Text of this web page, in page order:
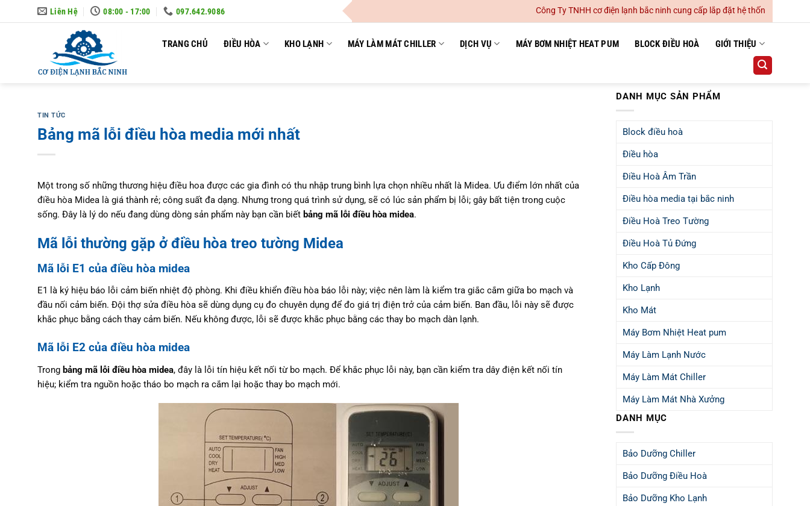
to
Liên Hệ 08:00 - 17:00 097.642.9086 Công Ty TNHH cơ điện lạnh bắc ninh cung cấp lắp đặt hệ thống điều hoà không
TRANG CHỦ ĐIỀU HÒA KHO LẠNH MÁY LÀM MÁT CHILLER DỊCH VỤ MÁY BƠM NHIỆT HEAT PUM BLOCK ĐIỀU HOÀ GIỚI THIỆU
TIN TỨC
Bảng mã lỗi điều hòa media mới nhất
Một trong số những thương hiệu điều hoa được các gia đình có thu nhập trung bình lựa chọn nhiều nhất là Midea. Ưu điểm lớn nhất của
điều hòa Midea là giá thành rẻ; công suất đa dạng. Nhưng trong quá trình sử dụng, sẽ có lúc sản phẩm bị lỗi; gây bất tiện trong cuộc
sống. Đây là lý do nếu đang dùng dòng sản phẩm này bạn cần biết bảng mã lỗi điều hòa midea.
Mã lỗi thường gặp ở điều hòa treo tường Midea
Mã lỗi E1 của điều hòa midea
E1 là ký hiệu báo lỗi cảm biến nhiệt độ phòng. Khi điều khiển điều hòa báo lỗi này; việc nên làm là kiểm tra giắc cắm giữa bo mạch và
đầu nối cảm biến. Đội thợ sửa điều hòa sẽ dùng dụng cụ đo chuyên dụng để đo giá trị điện trở của cảm biến. Ban đầu, lỗi này sẽ được
khắc phục bằng cách thay cảm biến. Nếu không được, lỗi sẽ được khắc phục bằng các thay bo mạch dàn lạnh.
Mã lỗi E2 của điều hòa midea
Trong bảng mã lỗi điều hòa midea, đây là lỗi tín hiệu kết nối từ bo mạch. Để khắc phục lỗi này, bạn cần kiểm tra dây điện kết nối tín
hiệu; kiểm tra nguồn hoặc tháo bo mạch ra cắm lại hoặc thay bo mạch mới.
DANH MỤC SẢN PHẨM
Block điều hoà
Điều hòa
Điều Hoà Âm Trần
Điều hòa media tại bắc ninh
Điều Hoà Treo Tường
Điều Hoà Tủ Đứng
Kho Cấp Đông
Kho Lạnh
Kho Mát
Máy Bơm Nhiệt Heat pum
Máy Làm Lạnh Nước
Máy Làm Mát Chiller
Máy Làm Mát Nhà Xưởng
DANH MỤC
Bảo Dưỡng Chiller
Bảo Dưỡng Điều Hoà
Bảo Dưỡng Kho Lạnh